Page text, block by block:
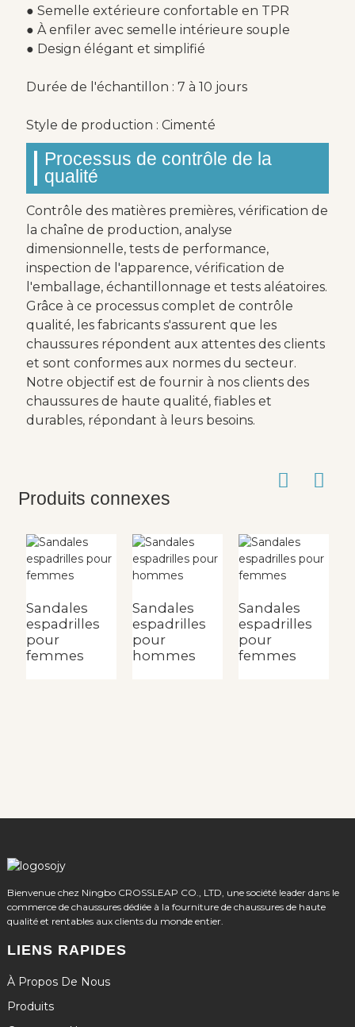
● Semelle extérieure confortable en TPR
● À enfiler avec semelle intérieure souple
● Design élégant et simplifié
Durée de l'échantillon : 7 à 10 jours
Style de production : Cimenté
Processus de contrôle de la
qualité
Contrôle des matières premières, vérification de
la chaîne de production, analyse
dimensionnelle, tests de performance,
inspection de l'apparence, vérification de
l'emballage, échantillonnage et tests aléatoires.
Grâce à ce processus complet de contrôle
qualité, les fabricants s'assurent que les
chaussures répondent aux attentes des clients
et sont conformes aux normes du secteur.
Notre objectif est de fournir à nos clients des
chaussures de haute qualité, fiables et
durables, répondant à leurs besoins.
Produits connexes
Sandales
espadrilles
pour
femmes
Sandales
espadrilles
pour
hommes
Sandales
espadrilles
pour
femmes
Bienvenue chez Ningbo CROSSLEAP CO., LTD, une société leader dans le
commerce de chaussures dédiée à la fourniture de chaussures de haute
qualité et rentables aux clients du monde entier.
LIENS RAPIDES
À Propos De Nous
Produits